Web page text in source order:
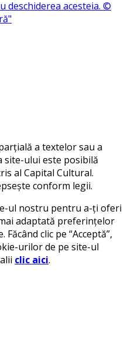
a textelor sau a
site-ului este posibilă
al Capital Cultural.
conform legii.
ul nostru pentru a-ți oferi
adaptată preferințelor
clic pe “Acceptă”,
urilor de pe site-ul
clic aici.